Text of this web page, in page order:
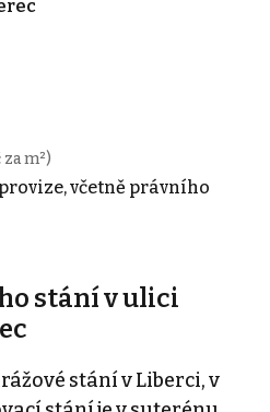
m²)
včetně právního
stání v ulici
stání v Liberci, v